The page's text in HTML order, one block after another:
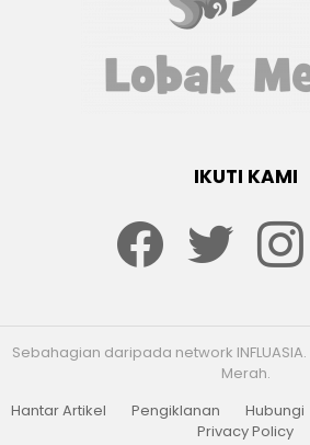
IKUTI KAMI
Sebahagian daripada network
Merah.
Hantar Artikel
Pengiklanan Hubungi
Privacy Policy